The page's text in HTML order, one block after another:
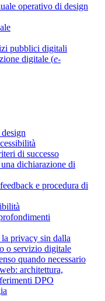
operativo di design
pubblici digitali
digitale (e-
di successo
dichiarazione di
e procedura di
privacy sin dalla
o servizio digitale
quando necessario
architettura,
DPO